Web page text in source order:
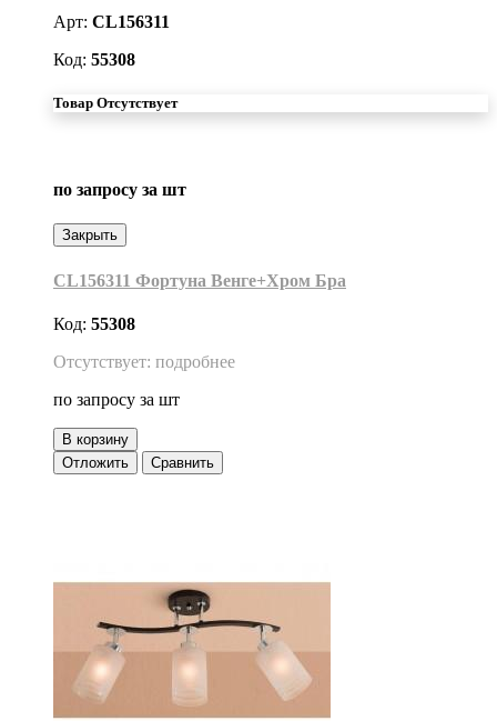
Арт: CL156311
Код: 55308
Товар Отсутствует
по запросу за шт
Закрыть
CL156311 Фортуна Венге+Хром Бра
Код: 55308
Отсутствует: подробнее
по запросу за шт
В корзину
Отложить
Сравнить